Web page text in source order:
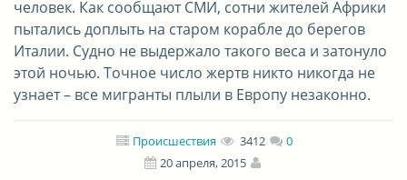
человек. Как сообщают СМИ, сотни жителей Африки
пытались доплыть на старом корабле до берегов
Италии. Судно не выдержало такого веса и затонуло
этой ночью. Точное число жертв никто никогда не
узнает – все мигранты плыли в Европу незаконно.
Происшествия 3412
0
20 апреля, 2015